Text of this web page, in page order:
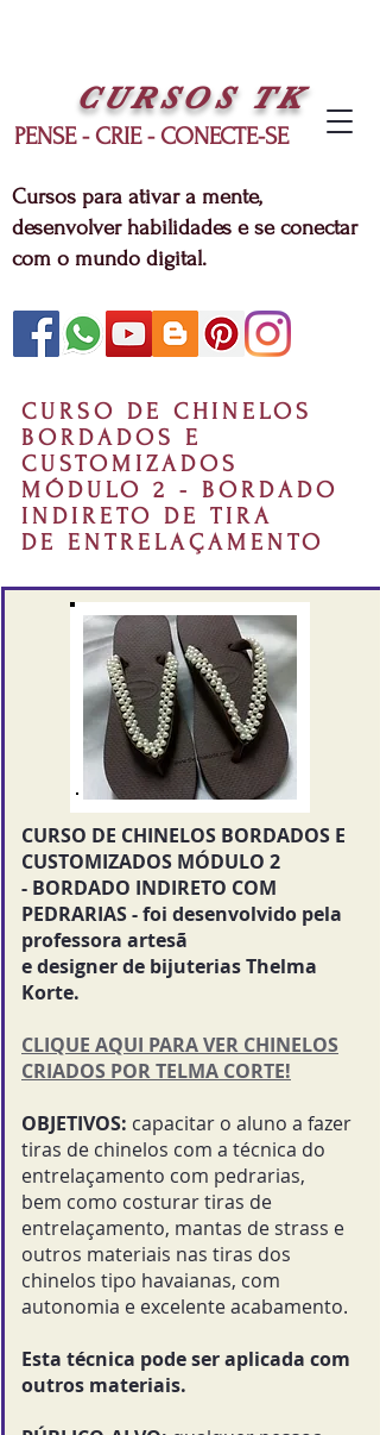
CURSOS TK
PENSE - CRIE - CONECTE-SE
Cursos para ativar a mente,
desenvolver habilidades e se conectar
com o mundo digital.
CURSO DE CHINELOS
BORDADOS E
CUSTOMIZADOS
MÓDULO 2 - BORDADO
INDIRETO DE TIRA
DE ENTRELAÇAMENTO
CURSO DE CHINELOS BORDADOS E
CUSTOMIZADOS MÓDULO 2
- BORDADO INDIRETO COM
PEDRARIAS - foi desenvolvido pela
professora artesã
e designer de bijuterias Thelma
Korte.
CLIQUE AQUI PARA VER CHINELOS
CRIADOS POR TELMA CORTE!
OBJETIVOS: capacitar o aluno a fazer
tiras de chinelos com a técnica do
entrelaçamento com pedrarias,
bem como costurar tiras de
entrelaçamento, mantas de strass e
outros materiais nas tiras dos
chinelos tipo havaianas, com
autonomia e excelente acabamento.
Esta técnica pode ser aplicada com
outros materiais.